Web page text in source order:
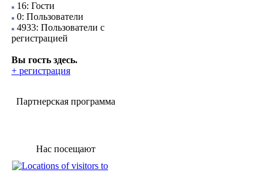
16: Гости
0: Пользователи
4933: Пользователи с
регистрацией
Вы гость здесь.
+ регистрация
Партнерская программа
Нас посещают